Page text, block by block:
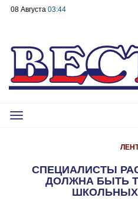
08 Августа 03:44
Toggle
СПЕЦИАЛИСТЫ
ДОЛЖНА БЫТЬ
ШКОЛЬНЫХ